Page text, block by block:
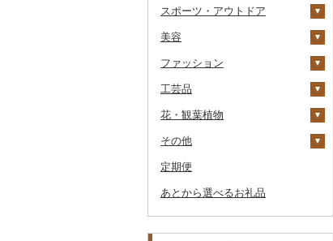
八女茶
豆乳
アイス・ジェラート
その他洋菓子
煎餅・おかき
羊羹
饅頭
大福
その他和菓子
その他麺
その他鍋
スープ
豆腐・納豆
豆腐
漬物
キムチ
その他漬物
缶詰・瓶詰
肉
魚
ジャム
その他缶詰・瓶詰
乾物
燻製（スモーク）
おせち
その他加工品
酢
だし
食用油
オリーブオイル
ごま油
はちみつ
ドレッシング
その他調味料
ケチャップ
こしょう
パソコン・周辺機器
TV・オーディオ・カメラ
美容・健康家電
カー用品
時計
その他家電
その他旅行券
食事券
温泉・サウナ・スパ利用
券
家具・インテリア
机・テーブル
その他家具・インテリ
寝具
布団
毛布
タオルケット
タオル
その他タオル
文房具・印鑑
ボールペン
ノート・ファイル
その他文房具
食器
グラス・カップ
箸
スプーン・フォーク・
ナイフ
キッチン用品
フライパン
鍋
日用品
洗剤
トイレットペーパー
楽器・器材
本・CD・DVD
スポーツ・アウトドア
ゴルフ
ゴルフボール
ゴルフウェア
その他ゴルフ
釣り
サイクリング
アウトドア・キャンプ
その他スポーツ
その他スポーツ
美容
スキンケア
洗顔
その他スキンケア
シャンプー・リンス
石鹸・ボディーソープ
入浴剤
アロマ
プロテイン
その他美容
ファッション
鞄・バッグ
トートバッグ・ショル
ツケース
その他鞄・バッグ
洋服
女性・レディース
子供・ベビー
その他洋服
和服
靴・履物
靴・シューズ
スリッパ・下駄・草履
アクセサリー
ペンダント・ネックレ
ス
その他服飾小物
工芸品
織物
本場奄美大島紬
陶器・漆器
唐津焼
備前焼
その他装飾品・工芸品
数珠
工芸品
花・観葉植物
観葉植物・苗木
花
胡蝶蘭
造花・プリザーブドフ
ラワー
盆栽・その他
その他
地域サービス
その他
定期便
あとから選べるお礼品